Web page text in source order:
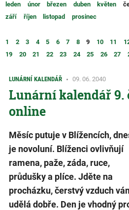
leden únor březen duben květen
září
říjen listopad prosinec
1 2 3 4 5 6 7 8 9 10 11
19
20 21 22 23 24 25 26 27
LUNÁRNÍ KALENDÁŘ 09. 06. 2040
Lunární kalendář 9.
online
Měsíc putuje v Blížencích,
je novoluní. Blíženci ovlivňují
ramena, paže, záda, ruce,
průdušky a plíce. Jděte na
procházku, čerstvý vzduch
udělá dobře. Den je vhodný